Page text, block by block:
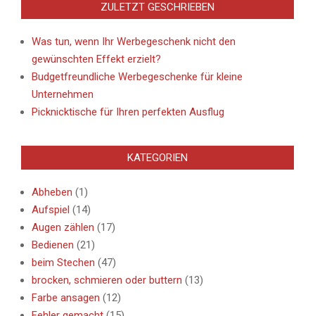
ZULETZT GESCHRIEBEN
Was tun, wenn Ihr Werbegeschenk nicht den
gewünschten Effekt erzielt?
Budgetfreundliche Werbegeschenke für kleine
Unternehmen
Picknicktische für Ihren perfekten Ausflug
KATEGORIEN
Abheben (1)
Aufspiel (14)
Augen zählen (17)
Bedienen (21)
beim Stechen (47)
brocken, schmieren oder buttern (13)
Farbe ansagen (12)